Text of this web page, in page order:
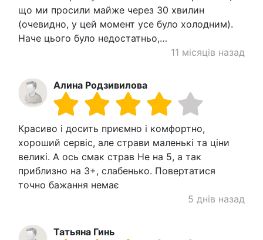
що ми просили майже через 30 хвилин
(очевидно, у цей момент усе було холодним).
Наче цього було недостатньо,…
11 місяців назад
Алина Родзивилова
Красиво і досить приємно і комфортно,
хороший сервіс, але страви маленькі та ціни
великі. А ось смак страв Не на 5, а так
приблизно на 3+, слабенько. Повертатися
точно бажання немає
5 днів назад
Татьяна Гинь